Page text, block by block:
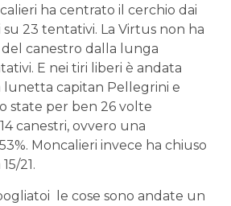
ha centrato il cerchio dai
su 23 tentativi. La Virtus non ha
canestro dalla lunga
E nei tiri liberi è andata
lunetta capitan Pellegrini e
state per ben 26 volte
canestri, ovvero una
Moncalieri invece ha chiuso
21.
le cose sono andate un